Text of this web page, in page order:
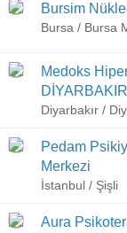
Bursim
Bursa / Bursa
Medoks
DİYARBAKIR
Diyarbakır /
Pedam
Merkezi
İstanbul / Şişli
Aura